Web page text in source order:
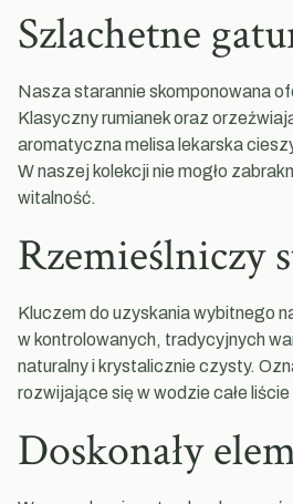
Szlachetne
Nasza starannie skomponowana
Klasyczny rumianek oraz
aromatyczna melisa lekarska
W naszej kolekcji nie mogło
witalność.
Rzemieślniczy
Kluczem do uzyskania wybitnego
w kontrolowanych, tradycyjnych
naturalny i krystalicznie czysty.
rozwijające się w wodzie całe
Doskonały